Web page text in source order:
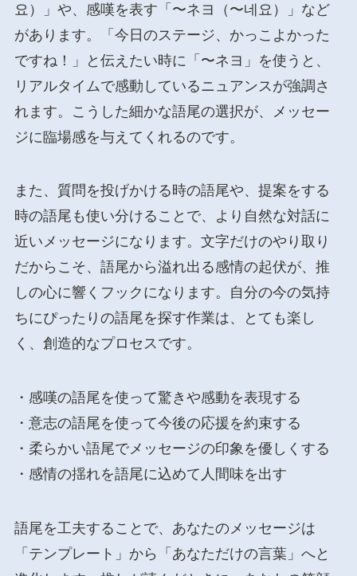
요）」や、感嘆を表す「〜ネヨ（〜네요）」など
があります。「今日のステージ、かっこよかった
ですね！」と伝えたい時に「〜ネヨ」を使うと、
リアルタイムで感動しているニュアンスが強調さ
れます。こうした細かな語尾の選択が、メッセー
ジに臨場感を与えてくれるのです。
また、質問を投げかける時の語尾や、提案をする
時の語尾も使い分けることで、より自然な対話に
近いメッセージになります。文字だけのやり取り
だからこそ、語尾から溢れ出る感情の起伏が、推
しの心に響くフックになります。自分の今の気持
ちにぴったりの語尾を探す作業は、とても楽し
く、創造的なプロセスです。
・感嘆の語尾を使って驚きや感動を表現する
・意志の語尾を使って今後の応援を約束する
・柔らかい語尾でメッセージの印象を優しくする
・感情の揺れを語尾に込めて人間味を出す
語尾を工夫することで、あなたのメッセージは
「テンプレート」から「あなただけの言葉」へと